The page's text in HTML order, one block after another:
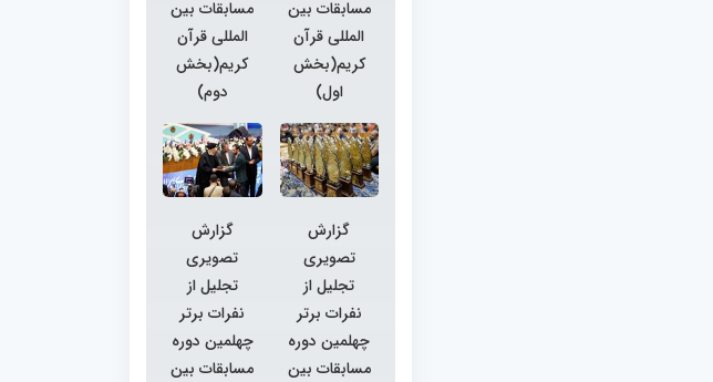
مسابقات بین
المللی قرآن
کریم(بخش
اول)
مسابقات بین
المللی قرآن
کریم(بخش
دوم)
گزارش
تصویری
تجلیل از
نفرات برتر
چهلمین دوره
مسابقات بین
گزارش
تصویری
تجلیل از
نفرات برتر
چهلمین دوره
مسابقات بین